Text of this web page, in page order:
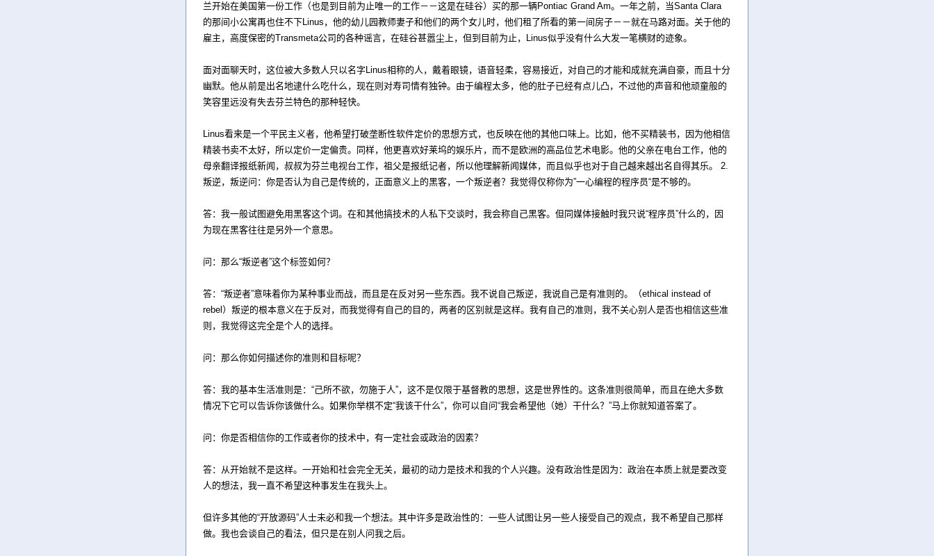
兰开始在美国第一份工作（也是到目前为止唯一的工作－－这是在硅谷）买的那一辆Pontiac Grand Am。一年之前，当Santa Clara
的那间小公寓再也住不下Linus，他的幼儿园教师妻子和他们的两个女儿时，他们租了所看的第一间房子－－就在马路对面。关于他的
雇主，高度保密的Transmeta公司的各种谣言，在硅谷甚嚣尘上，但到目前为止，Linus似乎没有什么大发一笔横财的迹象。
面对面聊天时，这位被大多数人只以名字Linus相称的人，戴着眼镜，语音轻柔，容易接近，对自己的才能和成就充满自豪，而且十分
幽默。他从前是出名地逮什么吃什么，现在则对寿司情有独钟。由于编程太多，他的肚子已经有点儿凸，不过他的声音和他顽童般的
笑容里远没有失去芬兰特色的那种轻快。
Linus看来是一个平民主义者，他希望打破垄断性软件定价的思想方式，也反映在他的其他口味上。比如，他不买精装书，因为他相信
精装书卖不太好，所以定价一定偏贵。同样，他更喜欢好莱坞的娱乐片，而不是欧洲的高品位艺术电影。他的父亲在电台工作，他的
母亲翻译报纸新闻，叔叔为芬兰电视台工作，祖父是报纸记者，所以他理解新闻媒体，而且似乎也对于自己越来越出名自得其乐。 2.
叛逆，叛逆问：你是否认为自己是传统的，正面意义上的黑客，一个叛逆者？我觉得仅称你为”一心编程的程序员“是不够的。
答：我一般试图避免用黑客这个词。在和其他搞技术的人私下交谈时，我会称自己黑客。但同媒体接触时我只说“程序员”什么的，因
为现在黑客往往是另外一个意思。
问：那么“叛逆者”这个标签如何？
答：“叛逆者”意味着你为某种事业而战，而且是在反对另一些东西。我不说自己叛逆，我说自己是有准则的。（ethical instead of
rebel）叛逆的根本意义在于反对，而我觉得有自己的目的，两者的区别就是这样。我有自己的准则，我不关心别人是否也相信这些准
则，我觉得这完全是个人的选择。
问：那么你如何描述你的准则和目标呢？
答：我的基本生活准则是：“己所不欲，勿施于人”，这不是仅限于基督教的思想，这是世界性的。这条准则很简单，而且在绝大多数
情况下它可以告诉你该做什么。如果你举棋不定“我该干什么”，你可以自问“我会希望他（她）干什么？”马上你就知道答案了。
问：你是否相信你的工作或者你的技术中，有一定社会或政治的因素？
答：从开始就不是这样。一开始和社会完全无关，最初的动力是技术和我的个人兴趣。没有政治性是因为：政治在本质上就是要改变
人的想法，我一直不希望这种事发生在我头上。
但许多其他的“开放源码”人士未必和我一个想法。其中许多是政治性的：一些人试图让另一些人接受自己的观点，我不希望自己那样
做。我也会谈自己的看法，但只是在别人问我之后。